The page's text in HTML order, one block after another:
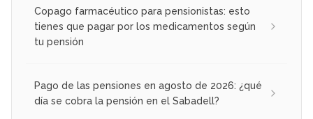
Copago farmacéutico para pensionistas: esto
tienes que pagar por los medicamentos según
tu pensión
Pago de las pensiones en agosto de 2026: ¿qué
día se cobra la pensión en el Sabadell?